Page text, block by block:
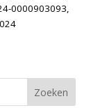
0000903093,